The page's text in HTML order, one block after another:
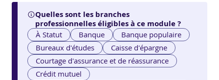
Quelles sont les branches
professionnelles éligibles à ce module ?
À Statut Banque
Banque populaire
Bureaux d'études
Caisse d'épargne
Courtage d'assurance et de réassurance
Crédit mutuel